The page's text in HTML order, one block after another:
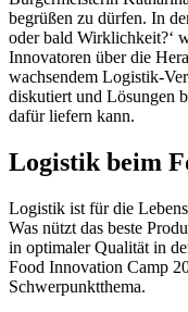
begrüßen zu dürfen. In
oder bald Wirklichkeit?‘
Innovatoren über die
wachsendem Logistik-
diskutiert und Lösungen
dafür liefern kann.
Logistik beim
Logistik ist für die
Was nützt das beste
in optimaler Qualität in
Food Innovation Camp
Schwerpunktthema.